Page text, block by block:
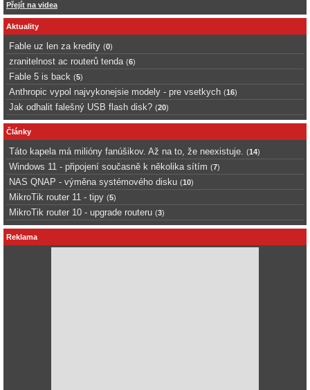
Přejít na videa
Aktuality
Fable uz len za kredity (0)
zranitelnost ac routerů tenda (6)
Fable 5 is back (5)
Anthropic vypol najvykonejsie modely - pre vsetkych (16)
Jak odhalit falešný USB flash disk? (20)
Články
Táto kapela má milióny fanúšikov. Až na to, že neexistuje. (14)
Windows 11 - připojení současně k několika sítím (7)
NAS QNAP - výměna systémového disku (10)
MikroTik router 11 - tipy (5)
MikroTik router 10 - upgrade routeru (3)
Reklama